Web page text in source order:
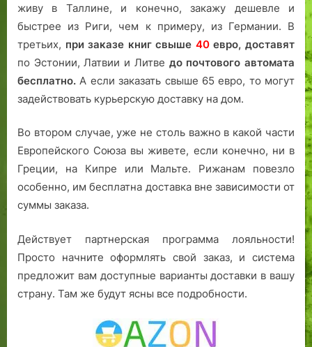
живу в Таллине, и конечно, закажу дешевле и
быстрее из Риги, чем к примеру, из Германии. В
третьих, при заказе книг свыше 40евро, доставят
по Эстонии, Латвии и Литве до почтового автомата
бесплатно. А если заказать свыше 65 евро, то могут
задействовать курьерскую доставку на дом.
Во втором случае, уже не столь важно в какой части
Европейского Союза вы живете, если конечно, ни в
Греции, на Кипре или Мальте. Рижанам повезло
особенно, им бесплатна доставка вне зависимости от
суммы заказа.
Действует партнерская программа лояльности!
Просто начните оформлять свой заказ, и система
предложит вам доступные варианты доставки в вашу
страну. Там же будут ясны все подробности.